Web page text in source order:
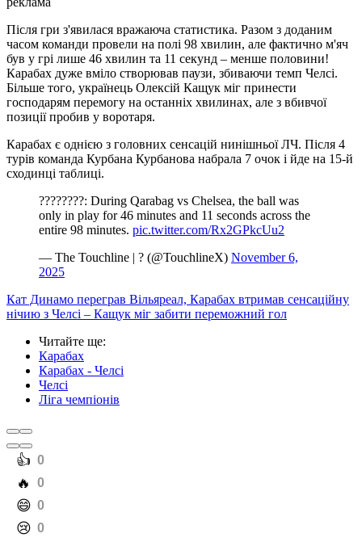
Після гри з'явилася вражаюча статистика. Разом з доданим
часом команди провели на полі 98 хвилин, але фактично м'яч
був у грі лише 46 хвилин та 11 секунд – менше половини!
Карабах дуже вміло створював паузи, збиваючи темп Челсі.
Більше того, українець Олексій Кащук міг принести
господарям перемогу на останніх хвилинах, але з вбивчої
позиції пробив у воротаря.
Карабах є однією з головних сенсацій нинішньої ЛЧ. Після 4
турів команда Курбана Курбанова набрала 7 очок і йде на 15-й
сходинці таблиці.
????????: During Qarabag vs Chelsea, the ball was
only in play for 46 minutes and 11 seconds across the
entire 98 minutes. pic.twitter.com/Rx2GPkcUu2
— The Touchline | ? (@TouchlineX) November 6,
2025
Кат Динамо переграв Вільяреал, Карабах втримав сенсаційну
нічию з Челсі – Кащук міг забити переможний гол
Читайте ще:
Карабах
Карабах - Челсі
Челсі
Ліга чемпіонів
️👍 0
️🔥 0
️😄 0
️😢 0